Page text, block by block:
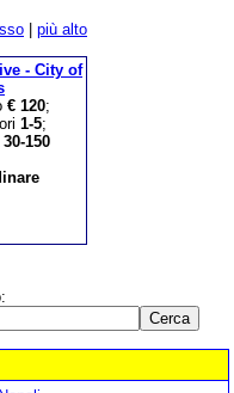
più alto
- City of
€ 120;
1-5;
30-150